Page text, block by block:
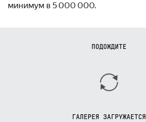
минимум в 5 000 000.
ПОДОЖДИТЕ
ГАЛЕРЕЯ ЗАГРУЖАЕТСЯ